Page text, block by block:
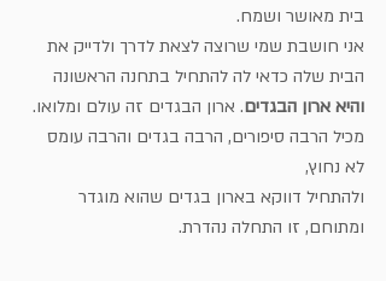
בית מאושר ושמח.
אני חושבת שמי שרוצה לצאת לדרך ולדייק את
הבית שלה כדאי לה להתחיל בתחנה הראשונה
והיא ארון הבגדים. ארון הבגדים זה עולם ומלואו.
מכיל הרבה סיפורים, הרבה בגדים והרבה עומס
לא נחוץ,
ולהתחיל דווקא בארון בגדים שהוא מוגדר
ומתוחם, זו התחלה נהדרת.